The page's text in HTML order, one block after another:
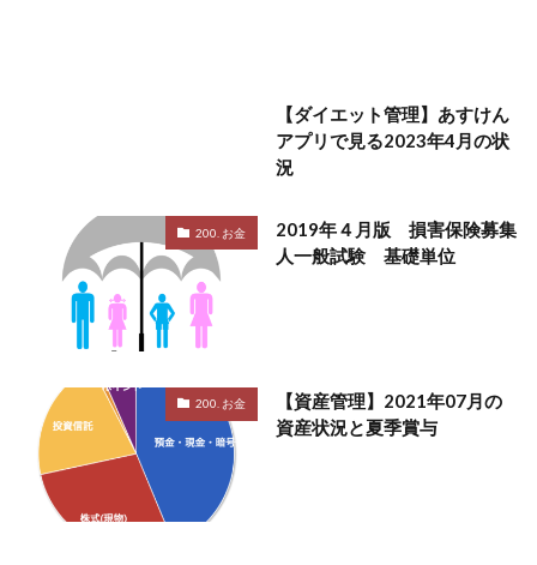
【ダイエット管理】あすけん
アプリで見る2023年4月の状
況
200. お金
2019年４月版 損害保険募集
人一般試験 基礎単位
200. お金
【資産管理】2021年07月の
資産状況と夏季賞与